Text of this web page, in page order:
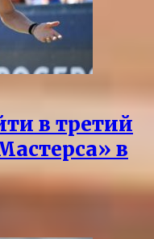
в третий
в